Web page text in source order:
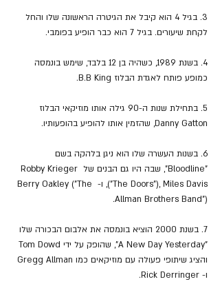
3. בגיל 4 הוא קיבל את הגיטרה הראשונה שלו והחל
לקחת שיעורים. בגיל 7 הוא כבר הופיע בפומבי.
4. בשנת 1989, כשהיה בן 12 בלבד, שימש בונמסה
כמופע פותח לאגדת הבלוז B.B King.
5. בתחילת שנות ה-90 גילה אותו מוזיקאי הבלוז
Danny Gatton, שהזמין אותו להופיע בהופעותיו.
6. בשנות העשרה שלו הוא ניגן בלהקה בשם
"Bloodline", שבה היו גם הבנים של Robby Krieger
("The Doors"), Miles Davis, ו- Berry Oakley ("The
Allman Brothers Band").
7. בשנת 2000 הוציא בונמסה את אלבום הבכורה שלו
ו- Rick Derringer.